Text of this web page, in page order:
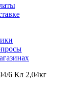
6 Кл 2,04кг